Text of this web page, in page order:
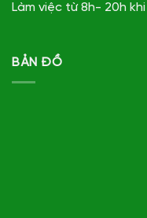
Làm việc từ 8h- 20h
BẢN ĐỒ